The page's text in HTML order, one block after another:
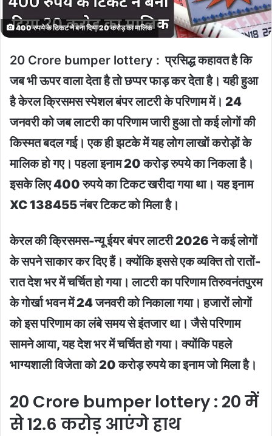
400 रुपये के टिकट ने बना दिया 20 करोड़ का मालिक
20 Crore bumper lottery : प्रसिद्ध कहावत है कि
जब भी ऊपर वाला देता है तो छप्पर फाड़ कर देेता है। यही हुआ
है केरल क्रिसमस स्पेशल बंपर लाटरी के परिणाम में। 24
जनवरी को जब लाटरी का परिणाम जारी हुआ तो कई लोगों की
किस्मत बदल गई। एक ही झटके में यह लोग लाखाें करोड़ों के
मालिक हो गए। पहला इनाम 20 करोड़ रुपये का निकला है।
इसके लिए 400 रुपये का टिकट खरीदा गया था। यह इनाम
XC 138455 नंबर टिकट को मिला है।
केरल की क्रिसमस-न्यू ईयर बंपर लाटरी 2026 ने कई लोगों
के सपने साकार कर दिए हैं। क्योंकि इससे एक व्यक्ति तो रातों-
रात देश भर में चर्चित हो गया। लाटरी का परिणाम तिरुवनंतपुरम
के गोर्खा भवन में 24 जनवरी को निकाला गया। हजारों लोगों
को इस परिणाम का लंबे समय से इंतजार था। जैसे परिणाम
सामने आया, यह देश भर में चर्चित हो गया। क्योंकि पहले
भाग्यशाली विजेता को 20 करोड़ रुपये का इनाम जो मिला है।
20 Crore bumper lottery : 20 में
से 12.6 करोड़ आएंगे हाथ